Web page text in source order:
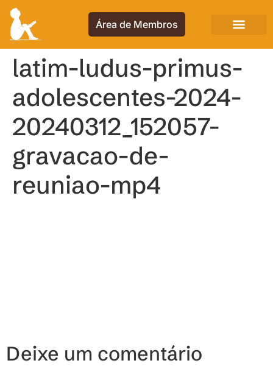
Área de Membros
latim-ludus-primus-
adolescentes-2024-
20240312_152057-
gravacao-de-
reuniao-mp4
Deixe um comentário